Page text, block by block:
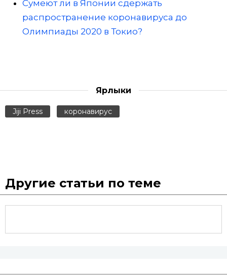
Сумеют ли в Японии сдержать
распространение коронавируса до
Олимпиады 2020 в Токио?
Ярлыки
Jiji Press коронавирус
Другие статьи по теме